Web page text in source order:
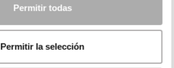
Permitir todas
Permitir la selección